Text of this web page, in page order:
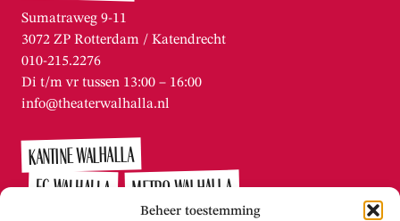
Beheer toestemming
Sumatraweg 9-11
3072 ZP Rotterdam / Katendrecht
010-215.2276
Di t/m vr tussen 13:00 – 16:00
info@theaterwalhalla.nl
KANTINE WALHALLA
FC WALHALLA METRO WALHALLA